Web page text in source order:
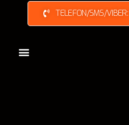
TELEFON/SMS/